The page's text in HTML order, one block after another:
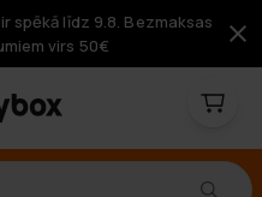
spēkā līdz 9.8. Bezmaksas
virs 50€